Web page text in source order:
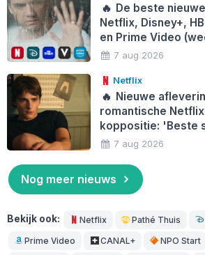
🔥 De beste
Netflix, Disney+,
en Prime Video
7 aug 2026
Netflix
🔥 Nieuwe
romantische
koppositie: 'Beste
7 aug 2026
Nog meer nieuws
Bekijk ook: Netflix Pathé Thuis
Prime Video CANAL+ NPO Start